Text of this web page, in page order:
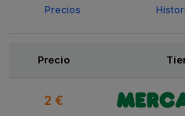
Precios
Ofertas
Precio
2 €